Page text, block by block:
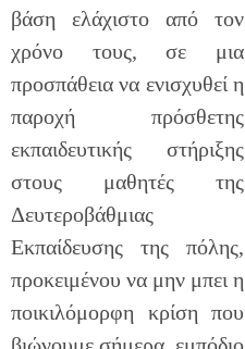
βάση ελάχιστο από τον
χρόνο τους, σε μια
προσπάθεια να ενισχυθεί η
παροχή πρόσθετης
εκπαιδευτικής στήριξης
στους μαθητές της
Δευτεροβάθμιας
Εκπαίδευσης της πόλης,
προκειμένου να μην μπει η
ποικιλόμορφη κρίση που